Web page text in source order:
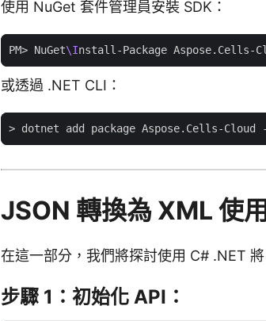
使用 NuGet 套件管理員安裝 SDK：
PM> NuGet\I
或透過 .NET CLI：
JSON 轉換為 XML 使
在這一部分，我們將探討使用 C# .NET
步驟 1：初始化 API：